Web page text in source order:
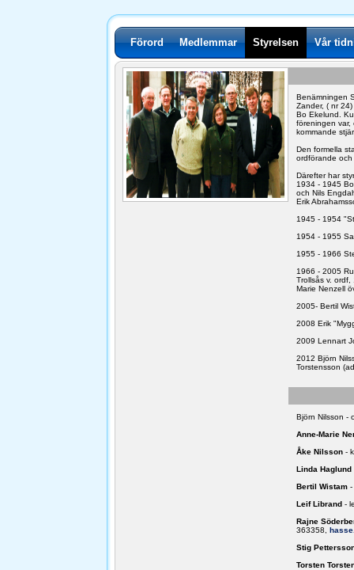
Förord Medlemmar Styrelsen Vår
Benämningen
Zander, ( nr
Bo Ekelund.
föreningen var,
kommande
Den formella
ordförande och
Därefter har
1934 - 1945
och Nils
Erik
1945 - 1954
1954 - 1955
1955 - 1966
1966 - 2005
Trollsås v.
Marie Nenzell
2005- Bertil
2008 Erik
2009 Lennart
2012 Björn
Torstensson
Björn Nilsson -
Anne-Marie
Åke Nilsson -
Linda Haglund
Bertil Wistam -
Leif Librand -
Rajne
363358,
Stig
Torsten